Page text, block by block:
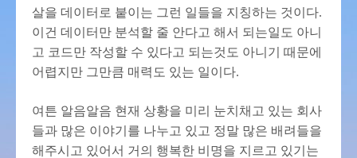
살을 데이터로 붙이는 그런 일들을 지칭하는 것이다.
이건 데이터만 분석할 줄 안다고 해서 되는일도 아니
고 코드만 작성할 수 있다고 되는것도 아니기 때문에
어렵지만 그만큼 매력도 있는 일이다.
여튼 알음알음 현재 상황을 미리 눈치채고 있는 회사
들과 많은 이야기를 나누고 있고 정말 많은 배려들을
해주시고 있어서 거의 행복한 비명을 지르고 있기는